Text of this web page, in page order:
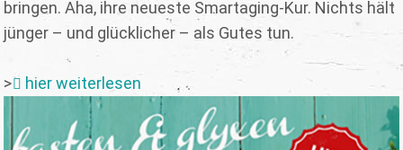
bringen. Aha, ihre neueste Smartaging-Kur. Nichts hält
jünger – und glücklicher – als Gutes tun.
> hier weiterlesen